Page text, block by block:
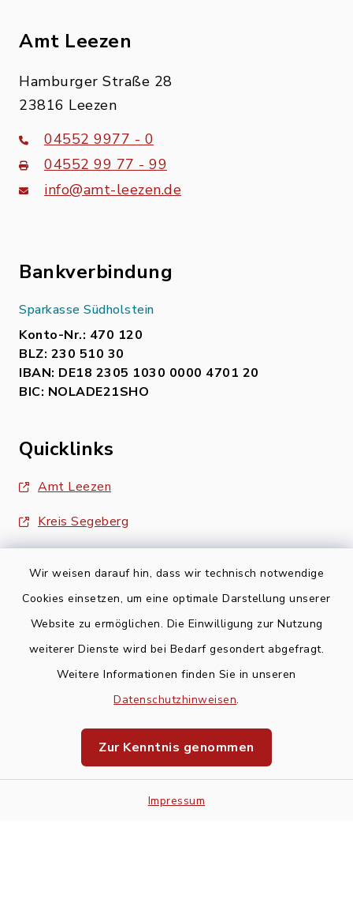
Wir weisen darauf hin, dass wir technisch notwendige
Cookies einsetzen, um eine optimale Darstellung unserer
Website zu ermöglichen. Die Einwilligung zur Nutzung
weiterer Dienste wird bei Bedarf gesondert abgefragt.
Weitere Informationen finden Sie in unseren
Datenschutzhinweisen.
Zur Kenntnis genommen
Impressum
Amt Leezen
Hamburger Straße 28
23816 Leezen
04552 9977 - 0
04552 99 77 - 99
info@amt-leezen.de
Bankverbindung
Sparkasse Südholstein
Konto-Nr.: 470 120
BLZ: 230 510 30
IBAN: DE18 2305 1030 0000 4701 20
BIC: NOLADE21SHO
Quicklinks
Amt Leezen
Kreis Segeberg
Barrierefreiheit
Impressum
Sitemap